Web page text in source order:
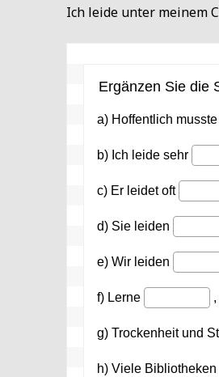
Ich leide unter meinem